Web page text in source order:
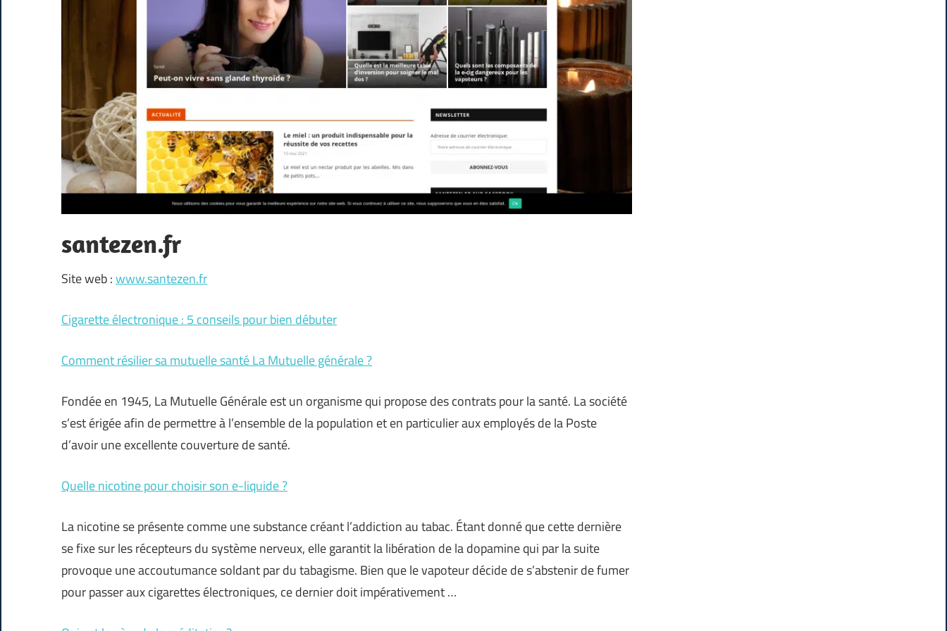
santezen.fr
Site web :www.santezen.fr
Cigarette électronique : 5 conseils pour bien débuter
Comment résilier sa mutuelle santé La Mutuelle générale ?
Fondée en 1945, La Mutuelle Générale est un organisme qui propose des contrats pour la santé. La société
s’est érigée afin de permettre à l’ensemble de la population et en particulier aux employés de la Poste
d’avoir une excellente couverture de santé.
Quelle nicotine pour choisir son e-liquide ?
La nicotine se présente comme une substance créant l’addiction au tabac. Étant donné que cette dernière
se fixe sur les récepteurs du système nerveux, elle garantit la libération de la dopamine qui par la suite
provoque une accoutumance soldant par du tabagisme. Bien que le vapoteur décide de s’abstenir de fumer
pour passer aux cigarettes électroniques, ce dernier doit impérativement …